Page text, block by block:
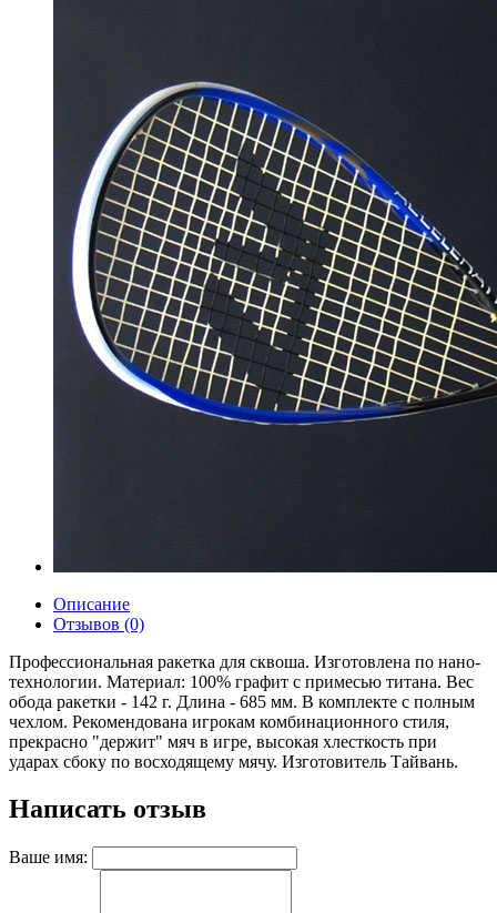
Описание
Отзывов (0)
Професcиональная ракетка для сквоша. Изготовлена по нано-
технологии. Материал: 100% графит с примесью титана. Вес
обода ракетки - 142 г. Длина - 685 мм. В комплекте с полным
чехлом. Рекомендована игрокам комбинационного стиля,
прекрасно "держит" мяч в игре, высокая хлесткость при
ударах сбоку по восходящему мячу. Изготовитель Тайвань.
Написать отзыв
Ваше имя: